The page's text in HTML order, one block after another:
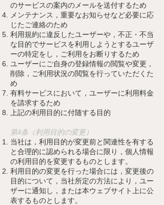
のサービスの案内のメールを送付するため
メンテナンス，重要なお知らせなど必要に応
じたご連絡のため
利用規約に違反したユーザーや，不正・不当
な目的でサービスを利用しようとするユーザ
ーの特定をし，ご利用をお断りするため
ユーザーにご自身の登録情報の閲覧や変更，
削除，ご利用状況の閲覧を行っていただくた
め
有料サービスにおいて，ユーザーに利用料金
を請求するため
上記の利用目的に付随する目的
第4条（利用目的の変更）
当社は，利用目的が変更前と関連性を有する
と合理的に認められる場合に限り，個人情報
の利用目的を変更するものとします。
利用目的の変更を行った場合には，変更後の
目的について，当社所定の方法により，ユー
ザーに通知し，または本ウェブサイト上に公
表するものとします。